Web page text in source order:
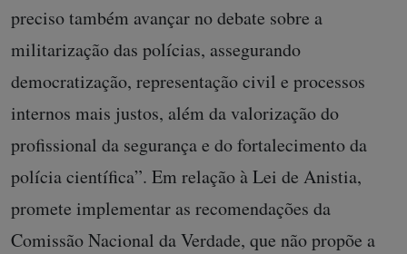
preciso também avançar no debate sobre a
militarização das polícias, assegurando
democratização, representação civil e processos
internos mais justos, além da valorização do
profissional da segurança e do fortalecimento da
polícia científica”. Em relação à Lei de Anistia,
promete implementar as recomendações da
Comissão Nacional da Verdade, que não propõe a